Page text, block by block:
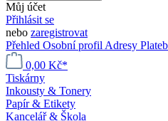
Můj účet
Přihlásit se
nebo zaregistrovat
Přehled Osobní profil Adresy
0,00 Kč*
Tiskárny
Inkousty & Tonery
Papír & Etikety
Kancelář & Škola